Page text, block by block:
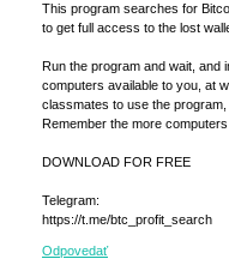
This program searches for
to get full access to the lost
Run the program and wait, and
computers available to you, at
classmates to use the
Remember the more
DOWNLOAD FOR FREE
Telegram:
https://t.me/btc_profit_search
Odpovedať